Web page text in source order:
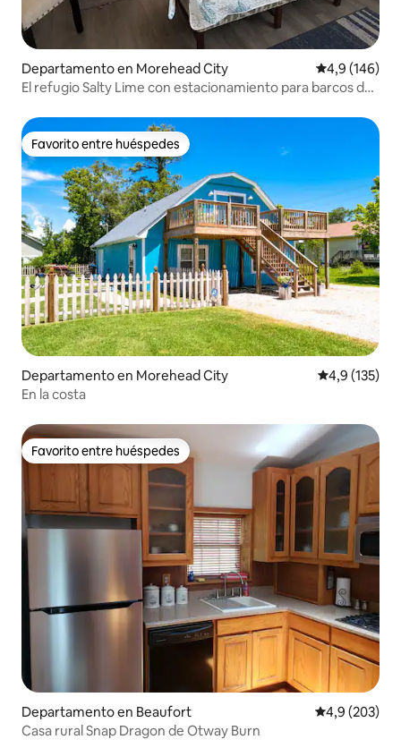
Departamento en Morehead City Calificación
4,9 (146)
El refugio Salty Lime con estacionamiento para barcos de
Favorito entre huéspedes
Favorito entre huéspedes
Departamento en Morehead City Calificación
4,9 (135)
En la costa
Favorito entre huéspedes
Favorito entre huéspedes
Departamento en Beaufort Calificación
4,9 (203)
Casa rural Snap Dragon de Otway Burn